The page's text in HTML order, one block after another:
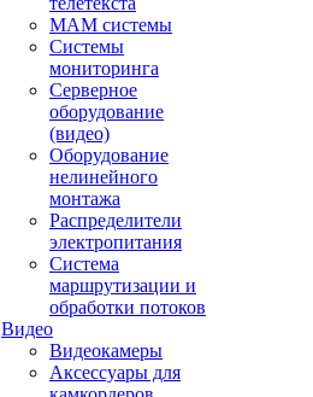
MAM системы
Системы
мониторинга
Серверное
оборудование
(видео)
Оборудование
нелинейного
монтажа
Распределители
электропитания
Система
маршрутизации и
обработки потоков
Видео
Видеокамеры
Аксессуары для